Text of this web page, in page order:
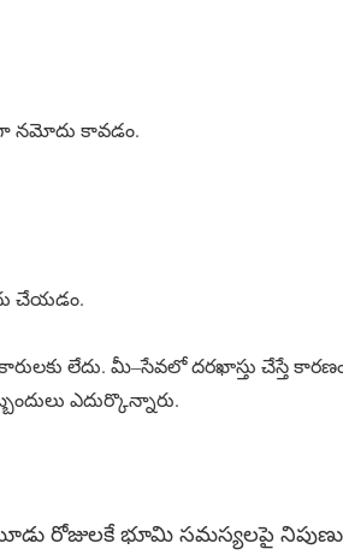
నమోదు కావడం.
చేయడం.
లేదు. మీ–సేవలో దరఖాస్తు చేస్తే
ఎదుర్కొన్నారు.
రోజులకే భూమి సమస్యలపై